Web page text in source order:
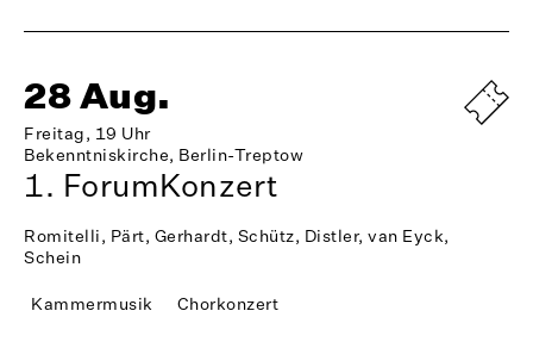
28 Aug.
Freitag, 19 Uhr
Bekenntniskirche, Berlin-Treptow
1. ForumKonzert
Romitelli, Pärt, Gerhardt, Schütz, Distler, van Eyck,
Schein
Kammermusik Chorkonzert